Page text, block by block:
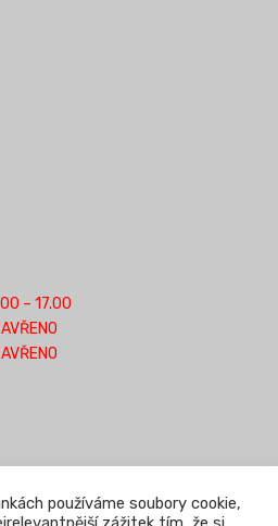
– 17.00
používáme soubory cookie,